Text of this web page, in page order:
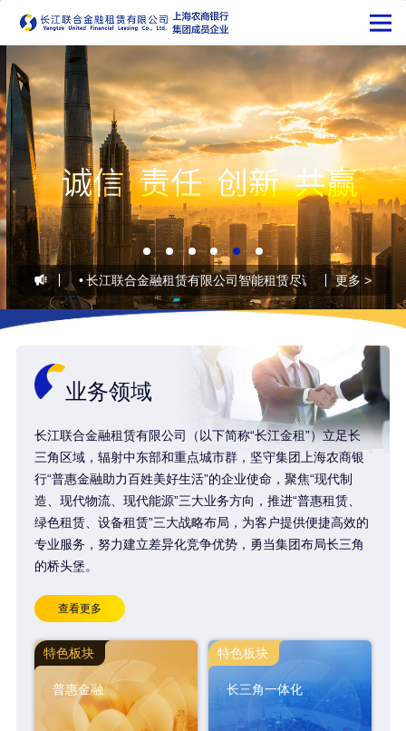
07-20 • 长江联合金融租赁有限公司智能租赁尽调项目POC供应商
更多 >
业务领域
长江联合金融租赁有限公司（以下简称“长江金租”）立足长
三角区域，辐射中东部和重点城市群，坚守集团上海农商银
行“普惠金融助力百姓美好生活”的企业使命，聚焦“现代制
造、现代物流、现代能源”三大业务方向，推进“普惠租赁、
绿色租赁、设备租赁”三大战略布局，为客户提供便捷高效的
专业服务，努力建立差异化竞争优势，勇当集团布局长三角
的桥头堡。
查看更多
特色板块
普惠金融
特色板块
长三角一体化